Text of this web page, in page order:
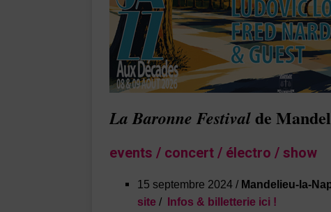
La Baronne Festivalde M
events / concert / électro / show
15 septembre 2024 / Mandelieu-la-
site / Infos & billetterie ici !